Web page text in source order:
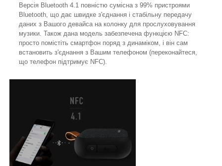
Версія Bluetooth 4.1 повністю сумісна з 99% пристроями
Bluetooth, що дає швидке з'єднання і стабільну передачу
даних з Вашого девайса на колонку для прослуховування
музики. Також дана модель забезпечена функцією NFC:
просто помістіть смартфон поряд з динаміком, і він сам
встановить з'єднання з Вашим телефоном (переконайтеся,
що телефон підтримує NFC).